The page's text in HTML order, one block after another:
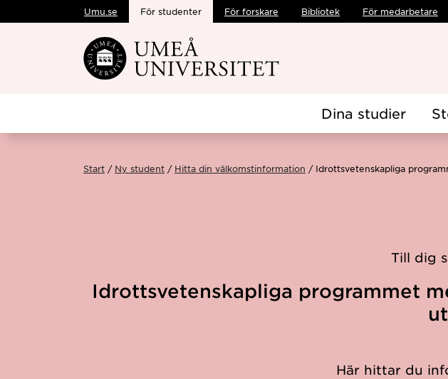
Hoppa direkt till innehållet
Umu.se För studenter För forskare Bibliotek För medarbetare
Dina studier
Start Ny student Hitta din välkomstinformation Idrottsvetenskapliga
Till dig
Idrottsvetenskapliga programmet
Här hittar du